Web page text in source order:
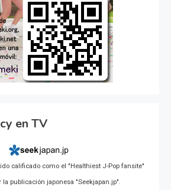
en TV
calificado como el "Healthiest J-Pop fansite"
la publicación japonesa "Seekjapan.jp".